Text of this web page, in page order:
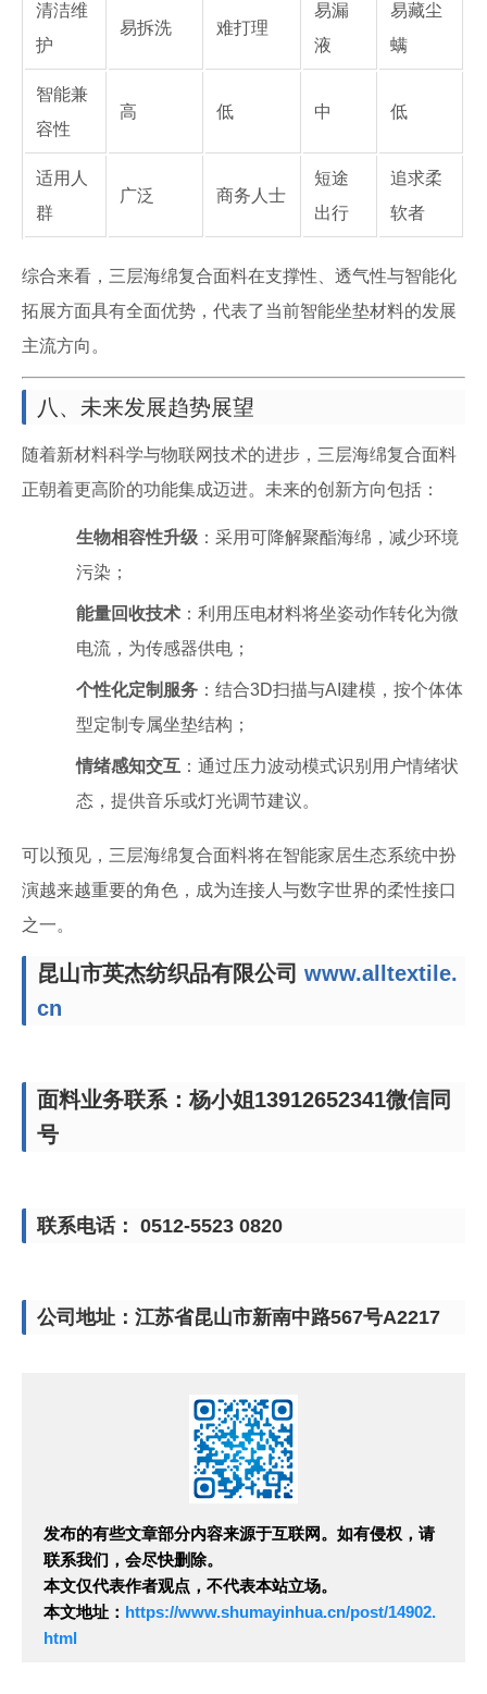
清洁维
护
易拆洗 难打理
易漏
液
易藏尘
螨
智能兼
容性
高 低 中 低
适用人
群
广泛 商务人士
短途
出行
追求柔
软者
综合来看，三层海绵复合面料在支撑性、透气性与智能化
拓展方面具有全面优势，代表了当前智能坐垫材料的发展
主流方向。
八、未来发展趋势展望
随着新材料科学与物联网技术的进步，三层海绵复合面料
正朝着更高阶的功能集成迈进。未来的创新方向包括：
生物相容性升级 ：采用可降解聚酯海绵，减少环境
污染；
能量回收技术 ：利用压电材料将坐姿动作转化为微
电流，为传感器供电；
个性化定制服务 ：结合3D扫描与AI建模，按个体体
型定制专属坐垫结构；
情绪感知交互 ：通过压力波动模式识别用户情绪状
态，提供音乐或灯光调节建议。
可以预见，三层海绵复合面料将在智能家居生态系统中扮
演越来越重要的角色，成为连接人与数字世界的柔性接口
之一。
昆山市英杰纺织品有限公司 www.alltextile.
cn
面料业务联系：杨小姐13912652341微信同
号
联系电话： 0512-5523 0820
公司地址：江苏省昆山市新南中路567号A2217
发布的有些文章部分内容来源于互联网。如有侵权，请
联系我们，会尽快删除。
本文仅代表作者观点，不代表本站立场。
本文地址： https://www.shumayinhua.cn/post/14902.
html